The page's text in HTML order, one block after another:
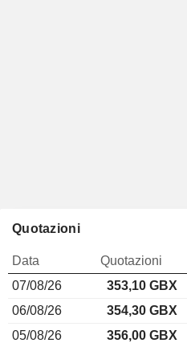
Quotazioni
Data Quotazioni
07/08/26
353,10 GBX
06/08/26
354,30 GBX
05/08/26
356,00 GBX